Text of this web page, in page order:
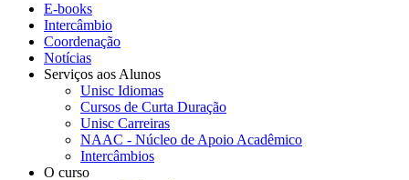
E-books
Intercâmbio
Coordenação
Notícias
Serviços aos Alunos
Unisc Idiomas
Cursos de Curta Duração
Unisc Carreiras
NAAC - Núcleo de Apoio Acadêmico
Intercâmbios
O curso